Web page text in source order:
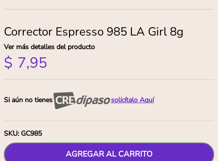
Corrector Espresso 985 LA Girl 8g
Ver más detalles del producto
$ 7,95
Si aún no tienes solicítalo Aquí
SKU: GC985
AGREGAR AL CARRITO